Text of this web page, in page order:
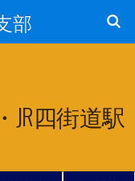
部
四街道駅